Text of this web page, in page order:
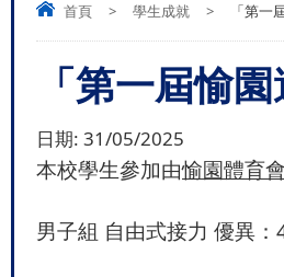
首頁 > 學生成就 > 「第一
「第一屆愉
日期: 31/05/2025
本校學生參加由愉園體育會
男子組 自由式接力 優異